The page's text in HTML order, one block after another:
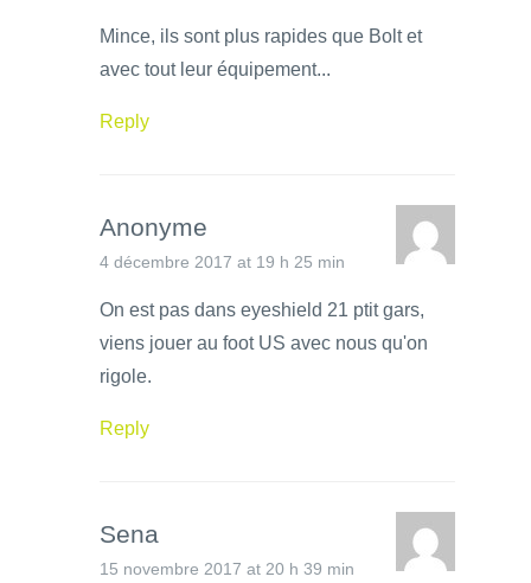
Mince, ils sont plus rapides que Bolt et
avec tout leur équipement...
Reply
Anonyme
4 décembre 2017 at 19 h 25 min
On est pas dans eyeshield 21 ptit gars,
viens jouer au foot US avec nous qu'on
rigole.
Reply
Sena
15 novembre 2017 at 20 h 39 min